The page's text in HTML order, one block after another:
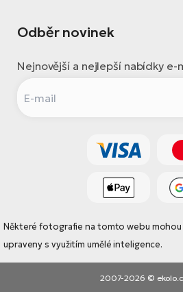
Odběr novinek
Nejnovější a nejlepší nabídky e-
Některé fotografie na tomto webu
upraveny s využitím umělé inteligence.
2007-2026 ©